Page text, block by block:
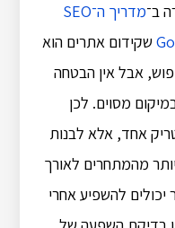
ב־
מדריך ה־SEO
שקידום אתרים הוא
אבל אין הבטחה
מסוים. לכן
אחד, אלא לבנות
מהמתחרים לאורך
יכולים להשפיע אחרי